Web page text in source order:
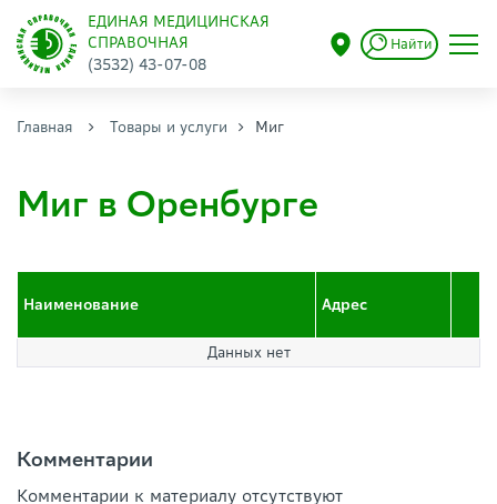
ЕДИНАЯ МЕДИЦИНСКАЯ
СПРАВОЧНАЯ
(3532) 43-07-08
Найти
Главная Товары и услуги Миг
Миг в Оренбурге
Наименование Адрес
Данных нет
Комментарии
Комментарии к материалу отсутствуют